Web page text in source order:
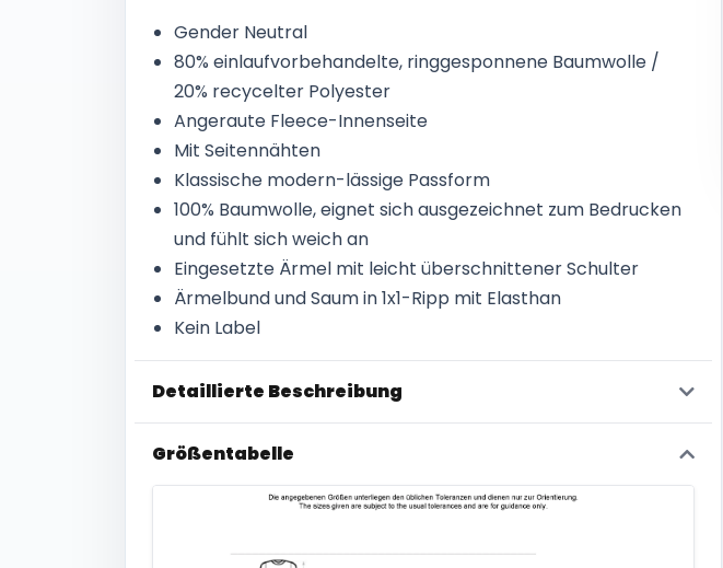
Gender Neutral
80% einlaufvorbehandelte, ringgesponnene Baumwolle /
20% recycelter Polyester
Angeraute Fleece-Innenseite
Mit Seitennähten
Klassische modern-lässige Passform
100% Baumwolle, eignet sich ausgezeichnet zum Bedrucken
und fühlt sich weich an
Eingesetzte Ärmel mit leicht überschnittener Schulter
Ärmelbund und Saum in 1x1-Ripp mit Elasthan
Kein Label
Detaillierte Beschreibung
Größentabelle